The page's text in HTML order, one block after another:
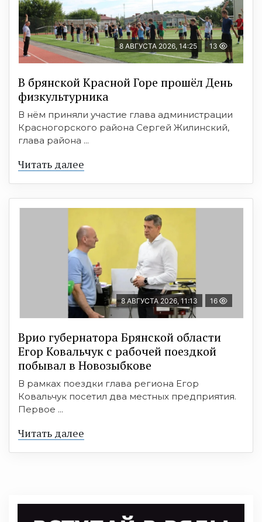
8 АВГУСТА 2026, 14:25 13
В брянской Красной Горе прошёл День
физкультурника
В нём приняли участие глава администрации
Красногорского района Сергей Жилинский,
глава района ...
Читать далее
8 АВГУСТА 2026, 11:13 16
Врио губернатора Брянской области
Егор Ковальчук с рабочей поездкой
побывал в Новозыбкове
В рамках поездки глава региона Егор
Ковальчук посетил два местных предприятия.
Первое ...
Читать далее